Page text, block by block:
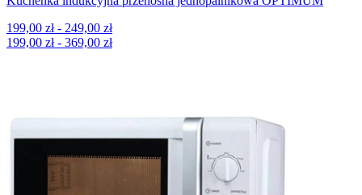
199,00 zł - 249,00 zł
199,00 zł - 369,00 zł